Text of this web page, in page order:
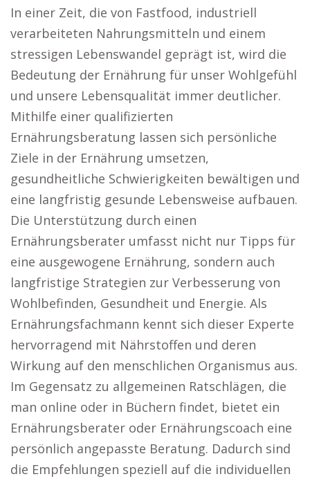
In einer Zeit, die von Fastfood, industriell
verarbeiteten Nahrungsmitteln und einem
stressigen Lebenswandel geprägt ist, wird die
Bedeutung der Ernährung für unser Wohlgefühl
und unsere Lebensqualität immer deutlicher.
Mithilfe einer qualifizierten
Ernährungsberatung lassen sich persönliche
Ziele in der Ernährung umsetzen,
gesundheitliche Schwierigkeiten bewältigen und
eine langfristig gesunde Lebensweise aufbauen.
Die Unterstützung durch einen
Ernährungsberater umfasst nicht nur Tipps für
eine ausgewogene Ernährung, sondern auch
langfristige Strategien zur Verbesserung von
Wohlbefinden, Gesundheit und Energie. Als
Ernährungsfachmann kennt sich dieser Experte
hervorragend mit Nährstoffen und deren
Wirkung auf den menschlichen Organismus aus.
Im Gegensatz zu allgemeinen Ratschlägen, die
man online oder in Büchern findet, bietet ein
Ernährungsberater oder Ernährungscoach eine
persönlich angepasste Beratung. Dadurch sind
die Empfehlungen speziell auf die individuellen